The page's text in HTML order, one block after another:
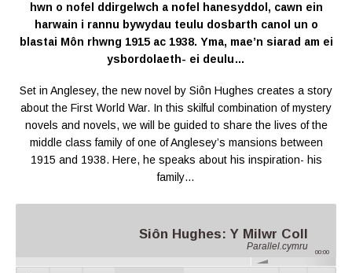
hwn o nofel ddirgelwch a nofel hanesyddol, cawn ein
harwain i rannu bywydau teulu dosbarth canol un o
blastai Môn rhwng 1915 ac 1938. Yma, mae’n siarad am ei
ysbordolaeth- ei deulu…
Set in Anglesey, the new novel by Siôn Hughes creates a story
about the First World War. In this skilful combination of mystery
novels and novels, we will be guided to share the lives of the
middle class family of one of Anglesey’s mansions between
1915 and 1938. Here, he speaks about his inspiration- his
family…
Siôn Hughes: Y Milwr Coll
Parallel.cymru
00:00